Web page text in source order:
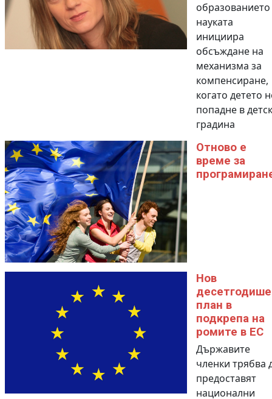
науката
инициира
обсъждане на
механизма за
компенсиране,
когато детето
попадне в
градина
Отново е
време за
Нов
план в
подкрепа на
ромите в ЕС
Държавите
членки трябва
предоставят
национални